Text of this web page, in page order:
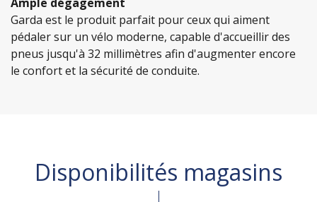
Garda est le produit parfait pour ceux qui aiment
pédaler sur un vélo moderne, capable d'accueillir des
pneus jusqu'à 32 millimètres afin d'augmenter encore
le confort et la sécurité de conduite.
Disponibilités magasins